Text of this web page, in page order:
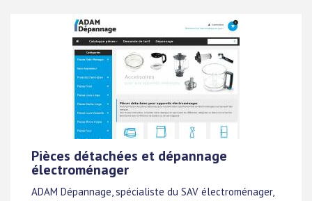
Pièces détachées et dépannage
électroménager
ADAM Dépannage, spécialiste du SAV électroménager,